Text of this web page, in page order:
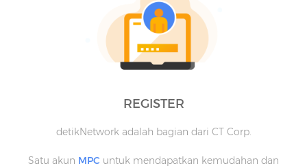
REGISTER
detikNetwork adalah bagian dari CT Corp.
Satu akun MPC untuk mendapatkan kemudahan dan